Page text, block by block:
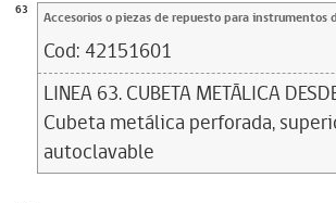
63 Accesorios o piezas de repuesto para instrumentos
Cod: 42151601
LINEA 63. CUBETA METÁLICA
Cubeta metálica perforada,
autoclavable